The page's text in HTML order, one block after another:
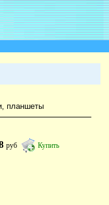
планшеты
руб Купить